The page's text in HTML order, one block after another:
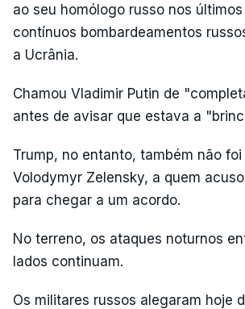
ao seu homólogo russo nos
contínuos bombardeamentos
a Ucrânia.
Chamou Vladimir Putin de
antes de avisar que estava a
Trump, no entanto, também não
Volodymyr Zelensky, a quem
para chegar a um acordo.
No terreno, os ataques noturnos
lados continuam.
Os militares russos alegaram hoje